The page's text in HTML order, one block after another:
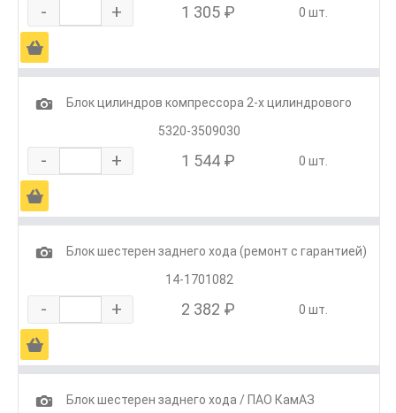
- + 1 305 ₽ 0 шт.
Ä
1
Блок цилиндров компрессора 2-х цилиндрового
5320-3509030
- + 1 544 ₽ 0 шт.
Ä
1
Блок шестерен заднего хода (ремонт с гарантией)
14-1701082
- + 2 382 ₽ 0 шт.
Ä
1
Блок шестерен заднего хода / ПАО КамАЗ